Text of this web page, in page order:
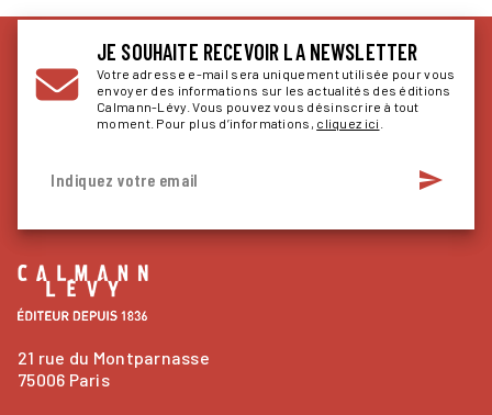
JE SOUHAITE RECEVOIR LA NEWSLETTER
Votre adresse e-mail sera uniquement utilisée pour vous
envoyer des informations sur les actualités des éditions
Calmann-Lévy. Vous pouvez vous désinscrire à tout
moment. Pour plus d’informations, cliquez ici
Indiquez votre email send
21 rue du Montparnasse
75006 Paris